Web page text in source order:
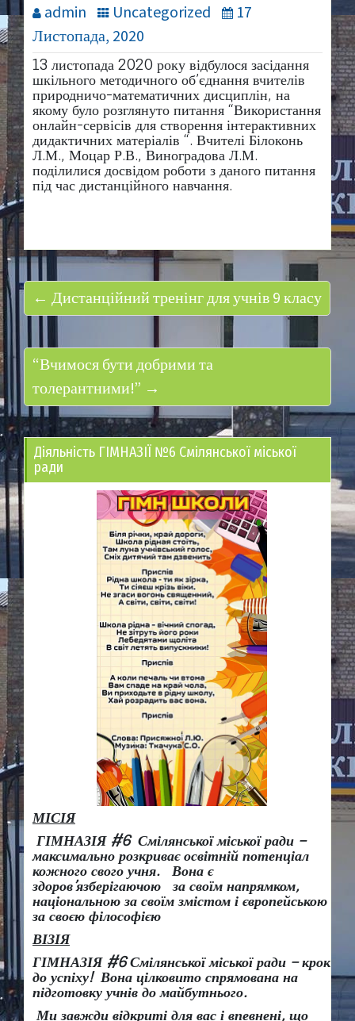
admin Uncategorized
17
Листопада, 2020
13 листопада 2020 року відбулося засідання
шкільного методичного об’єднання вчителів
природничо-математичних дисциплін, на
якому було розглянуто питання “Використання
онлайн-сервісів для створення інтерактивних
дидактичних матеріалів “. Вчителі Білоконь
Л.М., Моцар Р.В., Виноградова Л.М.
поділилися досвідом роботи з даного питання
під час дистанційного навчання.
← Дистанційний тренінг для учнів 9 класу
“Вчимося бути добрими та
толерантними!” →
Діяльність ГІМНАЗІЇ №6 Смілянської міської
ради
МІСІЯ
ГІМНАЗІЯ #6 Смілянської міської ради –
максимально розкриває освітній потенціал
кожного свого учня.
Вона є
здоров’язберігаючою за своїм напрямком,
національною за своїм змістом і європейською
за своєю філософією
ВІЗІЯ
ГІМНАЗІЯ #6 Смілянської міської ради – крок
до успіху! Вона цілковито спрямована на
підготовку учнів до майбутнього.
Ми завжди відкриті для вас і впевнені, що